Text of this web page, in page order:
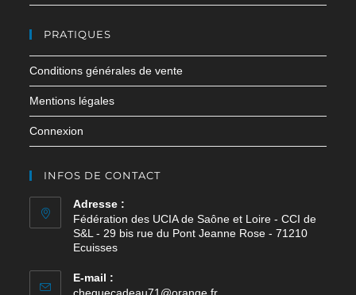
PRATIQUES
Conditions générales de vente
Mentions légales
Connexion
INFOS DE CONTACT
Adresse :
Fédération des UCIA de Saône et Loire - CCI de
S&L - 29 bis rue du Pont Jeanne Rose - 71210
Ecuisses
E-mail :